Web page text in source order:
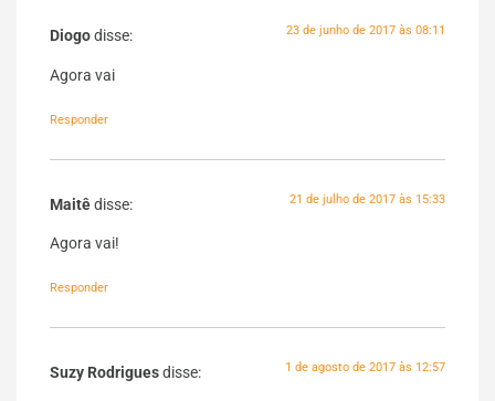
Diogodisse: 23 de junho de 2017 às 08:11
Agora vai
Responder
Maitêdisse: 21 de julho de 2017 às 15:33
Agora vai!
Responder
Suzy Rodriguesdisse: 1 de agosto de 2017 às 12:57